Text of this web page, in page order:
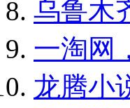
乌鲁木
一淘网
龙腾小